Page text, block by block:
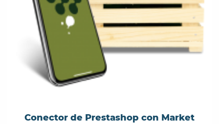
Conector de Prestashop con Market